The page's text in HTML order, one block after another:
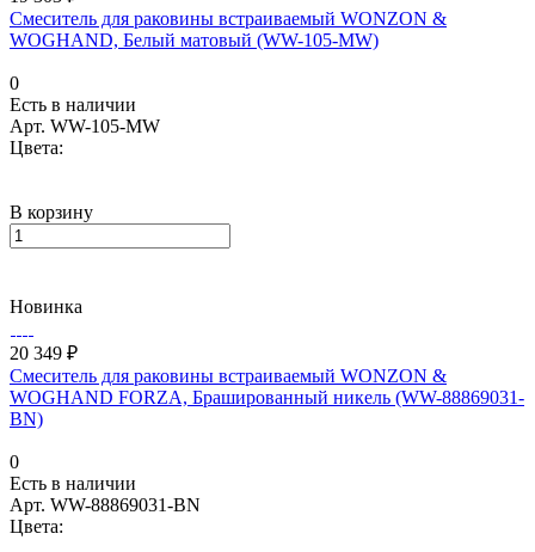
Смеситель для раковины встраиваемый WONZON &
WOGHAND, Белый матовый (WW-105-MW)
0
Есть в наличии
Арт. WW-105-MW
Цвета:
В корзину
Новинка
20 349 ₽
Смеситель для раковины встраиваемый WONZON &
WOGHAND FORZA, Брашированный никель (WW-88869031-
BN)
0
Есть в наличии
Арт. WW-88869031-BN
Цвета: